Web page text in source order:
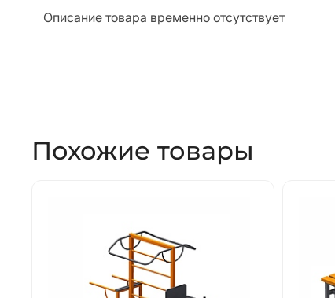
Описание товара временно отсутствует
Похожие товары